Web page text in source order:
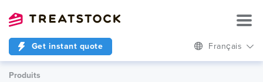
Get instant quote Français
Produits